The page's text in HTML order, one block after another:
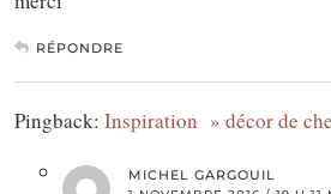
RÉPONDRE
Pingback: Inspiration » décor de
MICHEL GARGOUIL